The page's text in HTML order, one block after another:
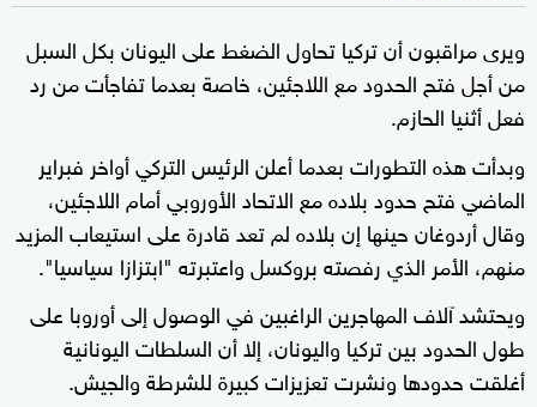
ويرى مراقبون أن تركيا تحاول الضغط على اليونان بكل السبل
من أجل فتح الحدود مع اللاجئين، خاصة بعدما تفاجأت من رد
فعل أثنيا الحازم.
وبدأت هذه التطورات بعدما أعلن الرئيس التركي أواخر فبراير
الماضي فتح حدود بلاده مع الاتحاد الأوروبي أمام اللاجئين،
وقال أردوغان حينها إن بلاده لم تعد قادرة على استيعاب المزيد
منهم، الأمر الذي رفصته بروكسل واعتبرته "ابتزازا سياسيا".
ويحتشد آلاف المهاجرين الراغبين في الوصول إلى أوروبا على
طول الحدود بين تركيا واليونان، إلا أن السلطات اليونانية
أغلقت حدودها ونشرت تعزيزات كبيرة للشرطة والجيش.